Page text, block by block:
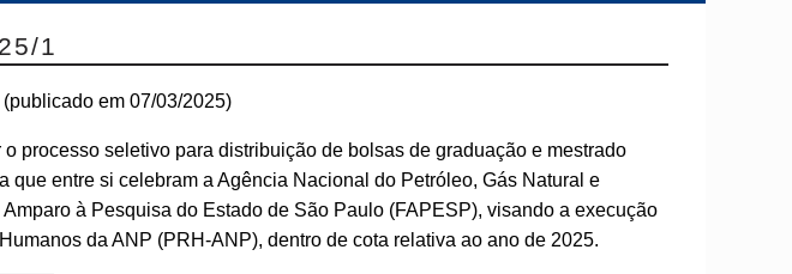
1
(publicado em 07/03/2025)
processo seletivo para distribuição de bolsas de graduação e mestrado
que entre si celebram a Agência Nacional do Petróleo, Gás Natural e
à Pesquisa do Estado de São Paulo (FAPESP), visando a execução
da ANP (PRH-ANP), dentro de cota relativa ao ano de 2025.